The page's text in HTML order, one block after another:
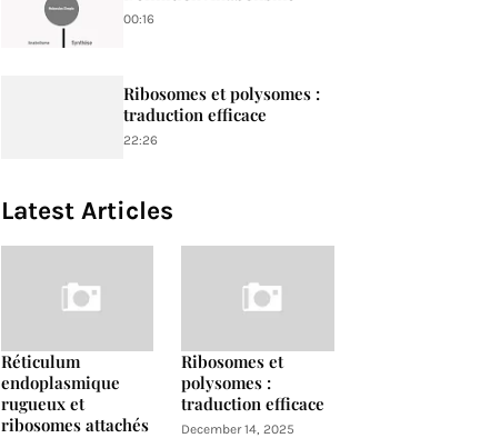
00:16
Ribosomes et polysomes :
traduction efficace
22:26
Latest Articles
Réticulum
endoplasmique
rugueux et
ribosomes attachés
Ribosomes et
polysomes :
traduction efficace
December 14, 2025